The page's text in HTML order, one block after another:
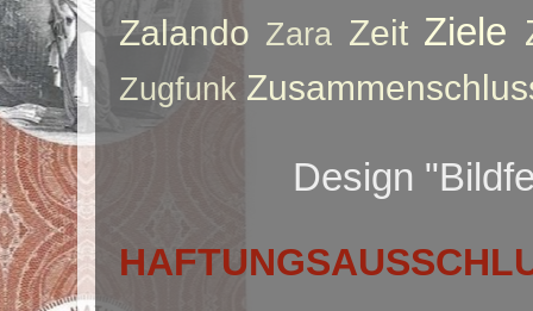
Zalando Zara Zeit Ziele
Zugfunk
Design